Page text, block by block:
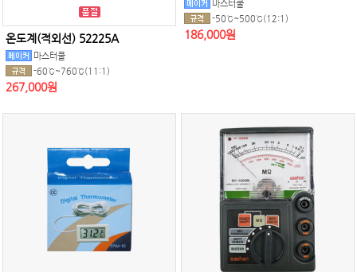
온도계(적외선) 52225A
마스터쿨
-60℃~760℃(11:1)
267,000원
마스터쿨
-50℃~500℃(12:1)
186,000원